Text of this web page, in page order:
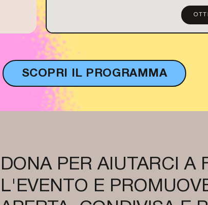
SCOPRI IL PROGRAMMA
DONA PER AIUTARCI A
L'EVENTO E